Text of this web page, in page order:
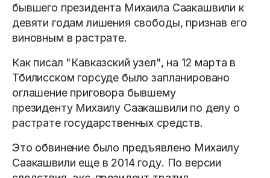
бывшего президента Михаила Саакашвили к
девяти годам лишения свободы, признав его
виновным в растрате.
Как писал "Кавказский узел", на 12 марта в
Тбилисском горсуде было запланировано
оглашение приговора бывшему
президенту Михаилу Саакашвили по делу о
растрате государственных средств.
Это обвинение было предъявлено Михаилу
Саакашвили еще в 2014 году. По версии